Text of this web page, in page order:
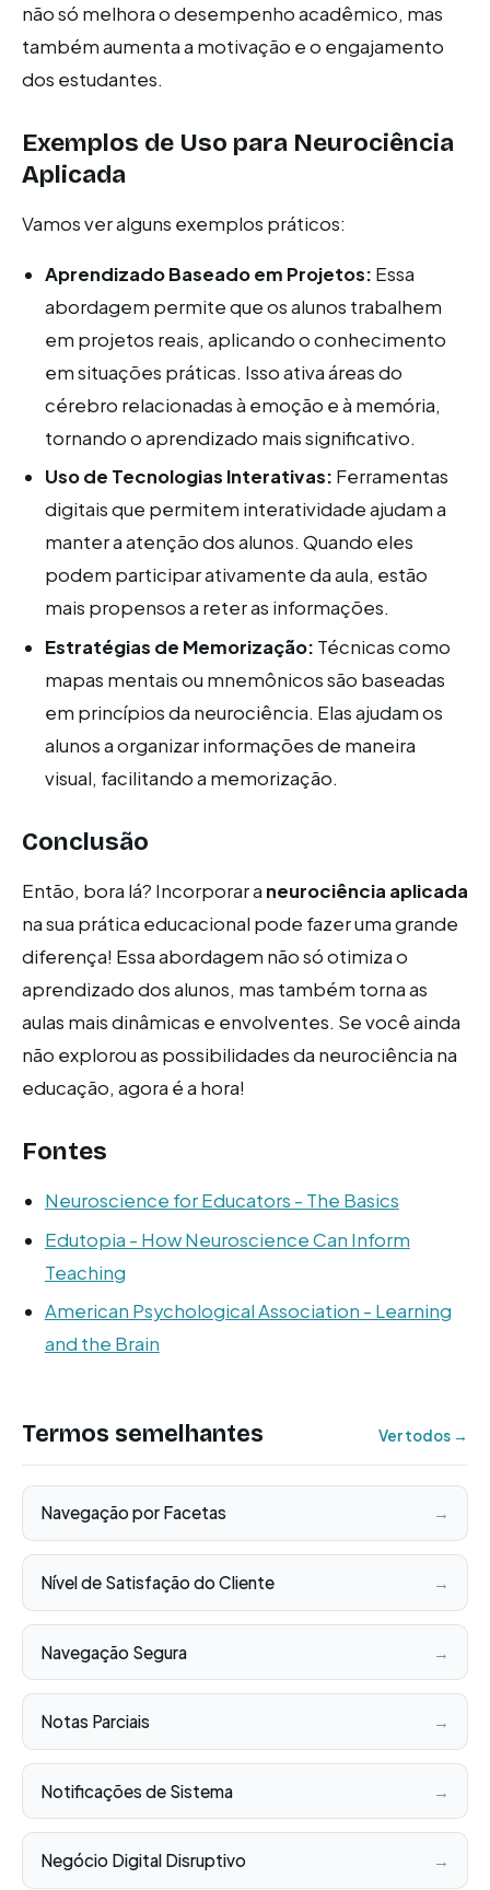
não só melhora o desempenho acadêmico, mas
também aumenta a motivação e o engajamento
dos estudantes.
Exemplos de Uso para Neurociência
Aplicada
Vamos ver alguns exemplos práticos:
Aprendizado Baseado em Projetos: Essa
abordagem permite que os alunos trabalhem
em projetos reais, aplicando o conhecimento
em situações práticas. Isso ativa áreas do
cérebro relacionadas à emoção e à memória,
tornando o aprendizado mais significativo.
Uso de Tecnologias Interativas: Ferramentas
digitais que permitem interatividade ajudam a
manter a atenção dos alunos. Quando eles
podem participar ativamente da aula, estão
mais propensos a reter as informações.
Estratégias de Memorização: Técnicas como
mapas mentais ou mnemônicos são baseadas
em princípios da neurociência. Elas ajudam os
alunos a organizar informações de maneira
visual, facilitando a memorização.
Conclusão
Então, bora lá? Incorporar a neurociência aplicada
na sua prática educacional pode fazer uma grande
diferença! Essa abordagem não só otimiza o
aprendizado dos alunos, mas também torna as
aulas mais dinâmicas e envolventes. Se você ainda
não explorou as possibilidades da neurociência na
educação, agora é a hora!
Fontes
Neuroscience for Educators - The Basics
Edutopia - How Neuroscience Can Inform
Teaching
American Psychological Association - Learning
and the Brain
Termos semelhantes Ver todos →
Navegação por Facetas →
Nível de Satisfação do Cliente →
Navegação Segura →
Notas Parciais →
Notificações de Sistema →
Negócio Digital Disruptivo →